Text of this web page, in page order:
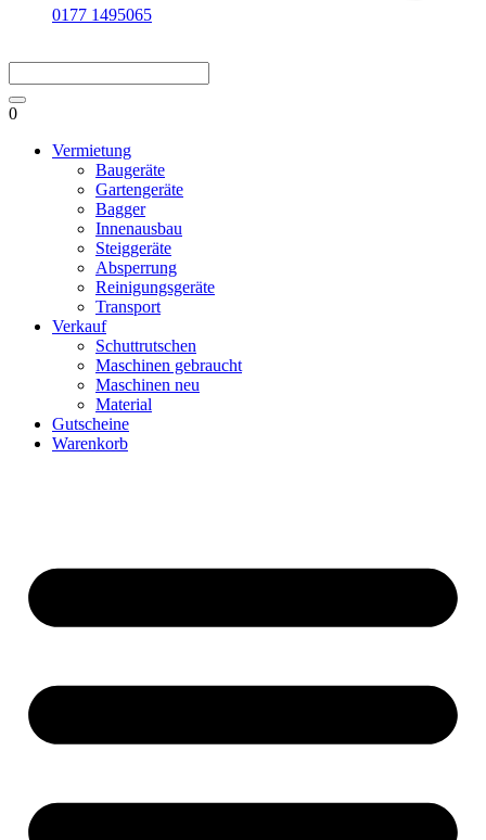
0177 1495065
0
Vermietung
Baugeräte
Gartengeräte
Bagger
Innenausbau
Steiggeräte
Absperrung
Reinigungsgeräte
Transport
Verkauf
Schuttrutschen
Maschinen gebraucht
Maschinen neu
Material
Gutscheine
Warenkorb